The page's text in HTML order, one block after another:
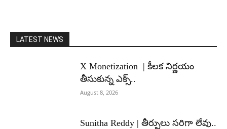
LATEST NEWS
X Monetization | కీలక నిర్ణయం
తీసుకున్న ఎక్స్..
August 8, 2026
Sunitha Reddy | తీర్పులు సరిగా లేవు..